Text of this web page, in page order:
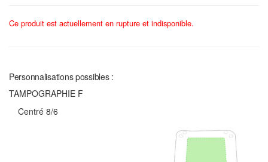
Ce produit est actuellement en rupture et indisponible.
Personnalisations possibles :
TAMPOGRAPHIE F
Centré 8/6